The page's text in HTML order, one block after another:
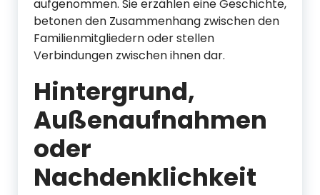
aufgenommen. Sie erzählen eine Geschichte,
betonen den Zusammenhang zwischen den
Familienmitgliedern oder stellen
Verbindungen zwischen ihnen dar.
Hintergrund,
Außenaufnahmen
oder
Nachdenklichkeit